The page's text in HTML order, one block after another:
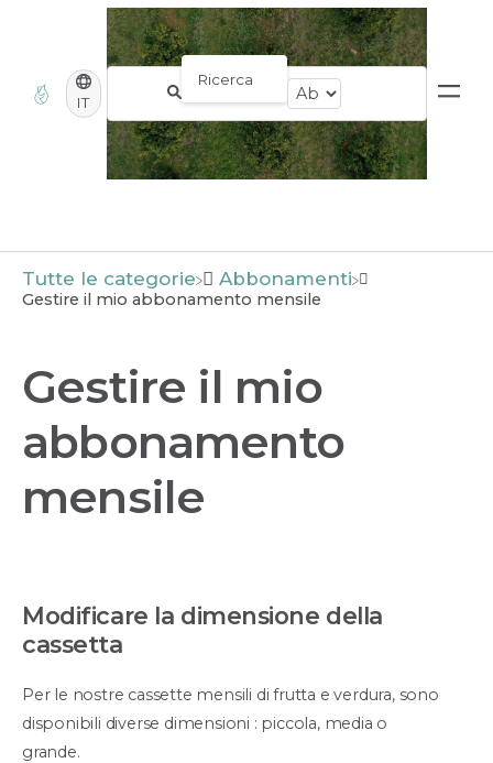
IT
Tutte le categorie ​Abbonamenti
Gestire il mio abbonamento mensile
Gestire il mio
abbonamento
mensile
Modificare la dimensione della
cassetta
Per le nostre cassette mensili di frutta e verdura, sono
disponibili diverse dimensioni : piccola, media o
grande.